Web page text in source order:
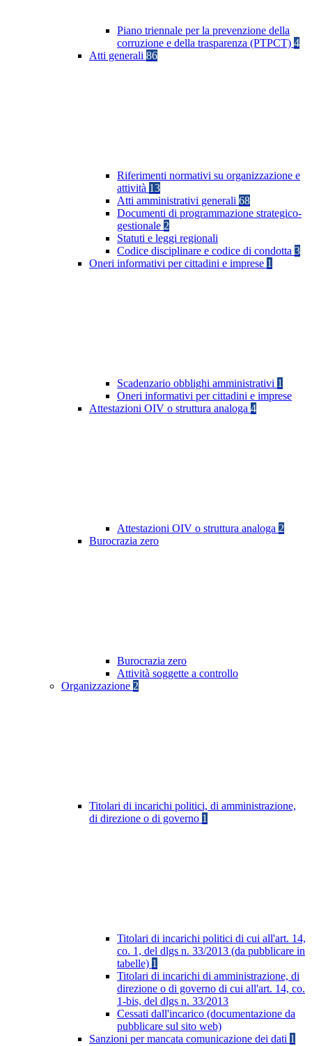
Piano triennale per la prevenzione della
corruzione e della trasparenza (PTPCT) 4
Atti generali 86
Riferimenti normativi su organizzazione e
attività 13
Atti amministrativi generali 68
Documenti di programmazione strategico-
gestionale 2
Statuti e leggi regionali
Codice disciplinare e codice di condotta 3
Oneri informativi per cittadini e imprese 1
Scadenzario obblighi amministrativi 1
Oneri informativi per cittadini e imprese
Attestazioni OIV o struttura analoga 4
Attestazioni OIV o struttura analoga 2
Burocrazia zero
Burocrazia zero
Attività soggette a controllo
Organizzazione 2
Titolari di incarichi politici, di amministrazione,
di direzione o di governo 1
Titolari di incarichi politici di cui all'art. 14,
co. 1, del dlgs n. 33/2013 (da pubblicare in
tabelle) 1
Titolari di incarichi di amministrazione, di
direzione o di governo di cui all'art. 14, co.
1-bis, del dlgs n. 33/2013
Cessati dall'incarico (documentazione da
pubblicare sul sito web)
Sanzioni per mancata comunicazione dei dati 1